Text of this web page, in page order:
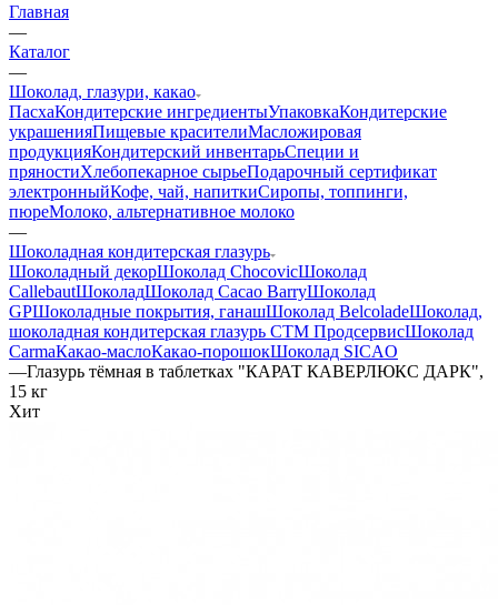
Главная
—
Каталог
—
Шоколад, глазури, какао
ПасхаКондитерские ингредиентыУпаковкаКондитерские
украшенияПищевые красителиМасложировая
продукцияКондитерский инвентарьСпеции и
пряностиХлебопекарное сырьеПодарочный сертификат
электронныйКофе, чай, напиткиСиропы, топпинги,
пюреМолоко, альтернативное молоко
—
Шоколадная кондитерская глазурь
Шоколадный декорШоколад ChocovicШоколад
CallebautШоколадШоколад Cacao BarryШоколад
GPШоколадные покрытия, ганашШоколад BelcoladeШоколад,
шоколадная кондитерская глазурь СТМ ПродсервисШоколад
CarmaКакао-маслоКакао-порошокШоколад SICAO
—Глазурь тёмная в таблетках "КАРАТ КАВЕРЛЮКС ДАРК",
15 кг
Хит